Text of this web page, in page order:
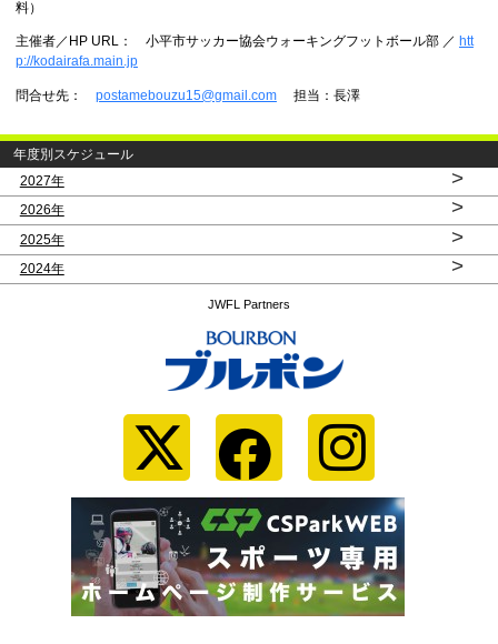
料）
主催者／HP URL： 小平市サッカー協会ウォーキングフットボール部 ／ htt
p://kodairafa.main.jp
問合せ先： postamebouzu15@gmail.com担当：長澤
年度別スケジュール
2027年
>
2026年 >
2025年 >
2024年 >
JWFL Partners